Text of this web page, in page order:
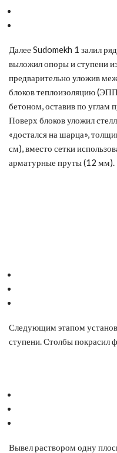
Далее Sudomekh 1 залил
выложил опоры и ступени
предварительно уложив
блоков теплоизоляцию
бетоном, оставив по углам
Поверх блоков уложил
«достался на шарца»,
см), вместо сетки
арматурные пруты (12 мм).
Следующим этапом
ступени. Столбы покрасил
Вывел раствором одну